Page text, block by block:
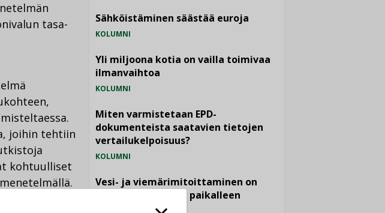
tasa-
joihin tehtiin
kohtuulliset
Sähköistäminen säästää euroja
KOLUMNI
Yli miljoona kotia on vailla toimivaa
ilmanvaihtoa
KOLUMNI
Miten varmistetaan EPD-
dokumenteista saatavien tietojen
vertailukelpoisuus?
KOLUMNI
Vesi- ja viemärimitoittaminen on
jämähtänyt ajassa paikalleen